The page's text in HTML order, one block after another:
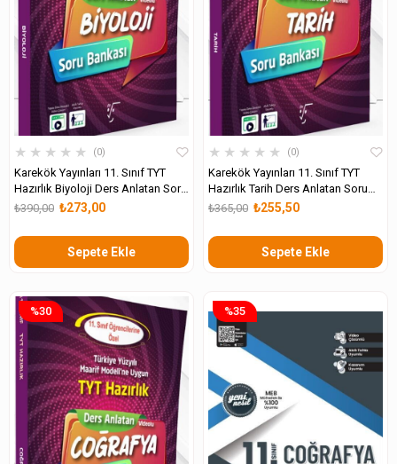
★ ★ ★ ★ ★ 0
Karekök Yayınları 11. Sınıf TYT
Hazırlık Biyoloji Ders Anlatan Soru
Bankası ₺273,00
₺390,00
Sepete Ekle
★ ★ ★ ★ ★ 0
Karekök Yayınları 11. Sınıf TYT
Hazırlık Tarih Ders Anlatan Soru
Bankası ₺255,50
₺365,00
Sepete Ekle
%30 %35